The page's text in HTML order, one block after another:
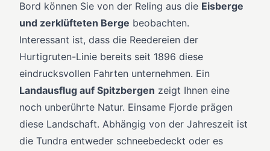
Bord können Sie von der Reling aus die Eisberge
und zerklüfteten Berge beobachten.
Interessant ist, dass die Reedereien der
Hurtigruten-Linie bereits seit 1896 diese
eindrucksvollen Fahrten unternehmen. Ein
Landausflug auf Spitzbergen zeigt Ihnen eine
noch unberührte Natur. Einsame Fjorde prägen
diese Landschaft. Abhängig von der Jahreszeit ist
die Tundra entweder schneebedeckt oder es